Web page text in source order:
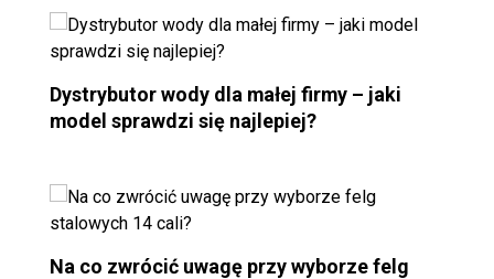
Dystrybutor wody dla małej firmy – jaki
model sprawdzi się najlepiej?
Na co zwrócić uwagę przy wyborze felg